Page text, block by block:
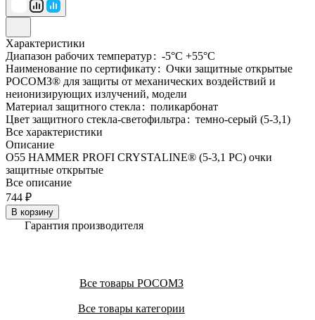
Характеристики
Диапазон рабочих температур: -5°C +55°C
Наименование по сертификату: Очки защитные открытые
РОСОМЗ® для защиты от механических воздействий и
неионизирующих излучений, модели
Материал защитного стекла: поликарбонат
Цвет защитного стекла-светофильтра: темно-серый (5-3,1)
Все характеристики
Описание
О55 HAMMER PROFI CRYSTALINE® (5-3,1 PC) очки
защитные открытые
Все описание
744 ₽
В корзину
Гарантия производителя
Все товары РОСОМЗ
Все товары категории